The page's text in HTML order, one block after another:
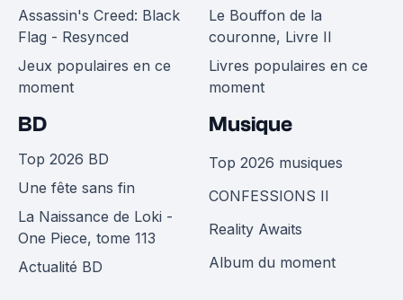
Assassin's Creed: Black
Flag - Resynced
Jeux populaires en ce
moment
Le Bouffon de la
couronne, Livre II
Livres populaires en ce
moment
BD
Top 2026 BD
Une fête sans fin
La Naissance de Loki -
One Piece, tome 113
Actualité BD
Musique
Top 2026 musiques
CONFESSIONS II
Reality Awaits
Album du moment